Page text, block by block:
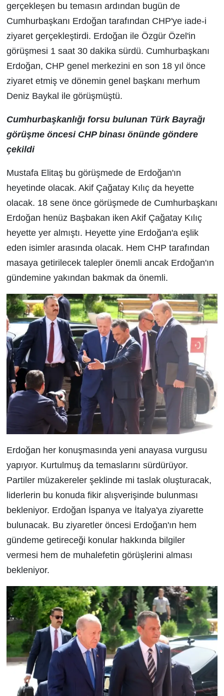
gerçekleşen bu temasın ardından bugün de
Cumhurbaşkanı Erdoğan tarafından CHP'ye iade-i
ziyaret gerçekleştirdi. Erdoğan ile Özgür Özel'in
görüşmesi 1 saat 30 dakika sürdü. Cumhurbaşkanı
Erdoğan, CHP genel merkezini en son 18 yıl önce
ziyaret etmiş ve dönemin genel başkanı merhum
Deniz Baykal ile görüşmüştü.
Cumhurbaşkanlığı forsu bulunan Türk Bayrağı
görüşme öncesi CHP binası önünde göndere
çekildi
Mustafa Elitaş bu görüşmede de Erdoğan'ın
heyetinde olacak. Akif Çağatay Kılıç da heyette
olacak. 18 sene önce görüşmede de Cumhurbaşkanı
Erdoğan henüz Başbakan iken Akif Çağatay Kılıç
heyette yer almıştı. Heyette yine Erdoğan'a eşlik
eden isimler arasında olacak. Hem CHP tarafından
masaya getirilecek talepler önemli ancak Erdoğan'ın
gündemine yakından bakmak da önemli.
Erdoğan her konuşmasında yeni anayasa vurgusu
yapıyor. Kurtulmuş da temaslarını sürdürüyor.
Partiler müzakereler şeklinde mi taslak oluşturacak,
liderlerin bu konuda fikir alışverişinde bulunması
bekleniyor. Erdoğan İspanya ve İtalya'ya ziyarette
bulunacak. Bu ziyaretler öncesi Erdoğan'ın hem
gündeme getireceği konular hakkında bilgiler
vermesi hem de muhalefetin görüşlerini alması
bekleniyor.